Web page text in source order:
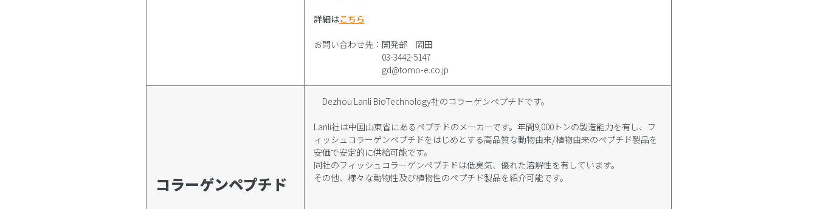
詳細はこちら
お問い合わせ先：開発部 岡田
03-3442-5147
gd@tomo-e.co.jp
コラーゲンペプチド
Dezhou Lanli BioTechnology社のコラーゲンペプチドです。
Lanli社は中国山東省にあるペプチドのメーカーです。年間9,000トンの製造能力を有し、フ
ィッシュコラーゲンペプチドをはじめとする高品質な動物由来/植物由来のペプチド製品を
安価で安定的に供給可能です。
同社のフィッシュコラーゲンペプチドは低臭気、優れた溶解性を有しています。
その他、様々な動物性及び植物性のペプチド製品を紹介可能です。